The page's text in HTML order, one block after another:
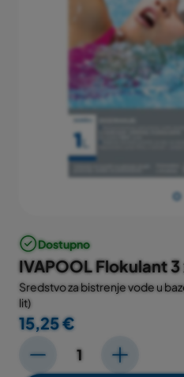
Dostupno
IVAPOOL Flokulant 3
Sredstvo za bistrenje vode u
lit)
15,25 €